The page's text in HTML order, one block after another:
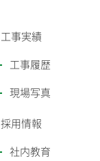
工事実績
工事履歴
現場写真
採用情報
社内教育